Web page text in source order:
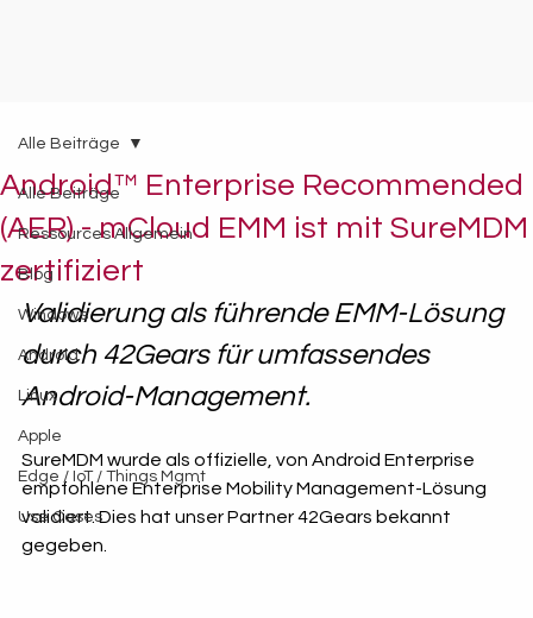
Alle Beiträge
Ressources Allgemein
Blog
Windows
Android
Linux
Apple
Edge / IoT / Things Mgmt
Use Cases
Alle Beiträge
Android™ Enterprise Recommended
(AER) - mCloud EMM ist mit SureMDM
zertifiziert
Validierung als führende EMM-Lösung
durch 42Gears für umfassendes
Android-Management.
SureMDM wurde als offizielle, von Android Enterprise
empfohlene Enterprise Mobility Management-Lösung
validiert. Dies hat unser Partner 42Gears bekannt
gegeben.